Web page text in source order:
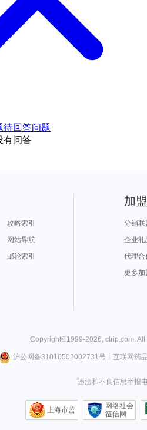
待回答问题
有问答
攻略索引
网站导航
邮轮索引
加
分销联
企业礼
代理合
更多加
Copyright©1999-2026, ctrip.com.
沪公网备31010502002731号丨 互联网药
违法和不良信息举报
上海市监
网络社会
征信网